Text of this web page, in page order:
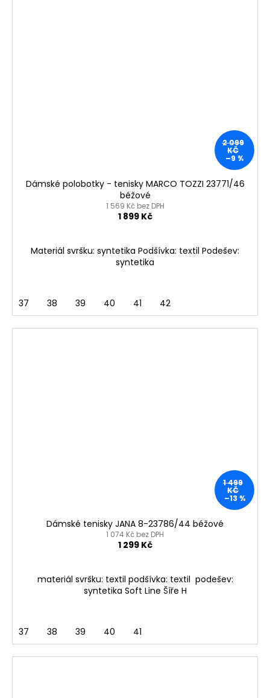
2 099
KČ
–9 %
Dámské polobotky - tenisky MARCO TOZZI 23771/46
béžové
1 569 Kč bez DPH
1 899 Kč
Materiál svršku: syntetika Podšívka: textil Podešev:
syntetika
37 38 39 40 41 42
1 499
KČ
–13 %
Dámské tenisky JANA 8-23786/44 béžové
1 074 Kč bez DPH
1 299 Kč
materiál svršku: textil podšívka: textil podešev:
syntetika Soft Line Šíře H
37 38 39 40 41